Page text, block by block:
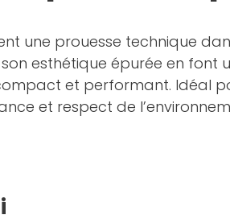
une prouesse technique
esthétique épurée en
et performant. Idéal
et respect de